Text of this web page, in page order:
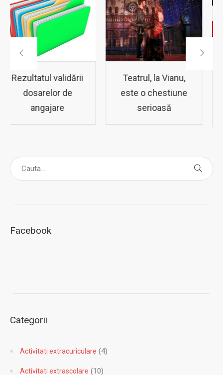
Teatrul, la Vianu,
este o chestiune
serioasă
Subiectele si
baremul de
corectare ZIUA 1
Micii Campioni
Categorii